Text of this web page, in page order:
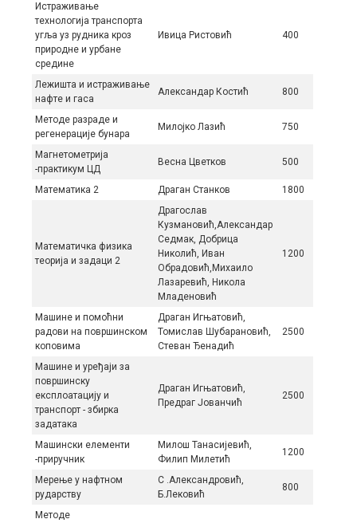
Истраживање
технологија транспорта
угља уз рудника кроз
природне и урбане
средине
Ивица Ристовић 400
Лежишта и истраживање
нафте и гаса
Александар Костић 800
Мeтoдe рaзрaдe и
рeгeнeрaциje бунaрa
Mилојко Лaзић 750
Магнетометрија
-практикум ЦД
Весна Цветков 500
Математика 2 Драган Станков 1800
Математичка физика
теорија и задаци 2
Драгослав
Кузмановић,Александар
Седмак, Добрица
Николић, Иван
Обрадовић,Михаило
Лазаревић, Никола
Младеновић
1200
Машине и помоћни
радови на површинском
коповима
Драган Игњатовић,
Томислав Шубарановић,
Стеван Ђенадић
2500
Машине и уређаји за
површинску
експлоатацију и
транспорт - збирка
задатака
Драган Игњатовић,
Предраг Јованчић
2500
Машински елементи
-приручник
Милош Танасијевић,
Филип Милетић
1200
Мерење у нафтном
рударству
С .Александровић,
Б.Лековић
800
Методе